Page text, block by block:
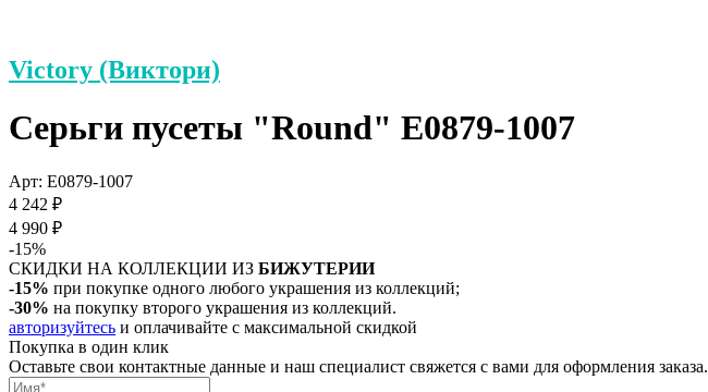
Victory (Виктори)
Серьги пусеты "Round" E0879-1007
Арт: E0879-1007
4 242 ₽
4 990 ₽
-15%
СКИДКИ НА КОЛЛЕКЦИИ ИЗ БИЖУТЕРИИ
-15% при покупке одного любого украшения из коллекций;
-30% на покупку второго украшения из коллекций.
авторизуйтесь и оплачивайте с максимальной скидкой
Покупка в один клик
Оставьте свои контактные данные и наш специалист свяжется с вами для оформления заказа.